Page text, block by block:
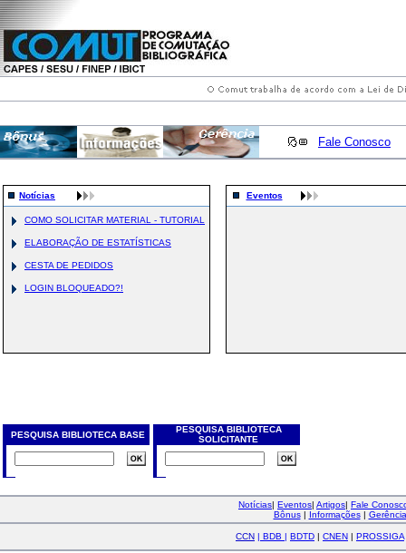
Fale Conosco
Notícias
COMO SOLICITAR MATERIAL - TUTORIAL
ELABORAÇÃO DE ESTATÍSTICAS
CESTA DE PEDIDOS
LOGIN BLOQUEADO?!
Eventos
PESQUISA BIBLIOTECA BASE
PESQUISA BIBLIOTECA
SOLICITANTE
Notícias| Eventos| Artigos| Fale
Bônus| Informações| Gerência
CCN | BDB | BDTD | CNEN | PROSSIGA